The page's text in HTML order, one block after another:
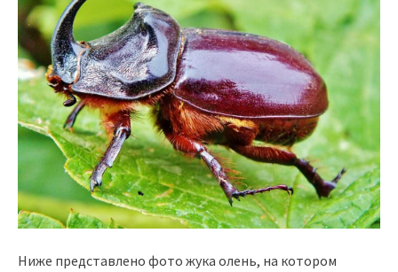
Ниже представлено фото жука олень, на котором